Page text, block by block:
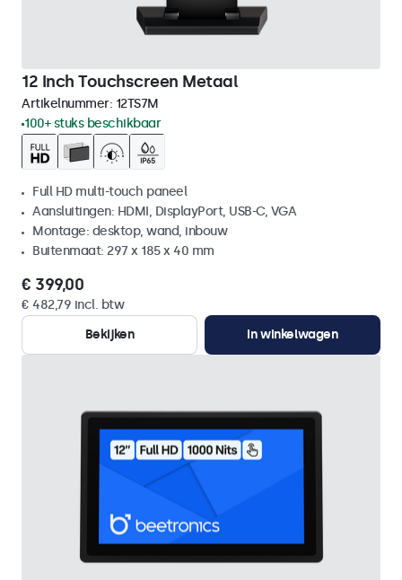
12 Inch Touchscreen Metaal
Artikelnummer: 12TS7M
100+ stuks beschikbaar
Full HD multi-touch paneel
Aansluitingen: HDMI, DisplayPort, USB-C, VGA
Montage: desktop, wand, inbouw
Buitenmaat: 297 x 185 x 40 mm
€ 399,00
€ 482,79 incl. btw
Bekijken
In winkelwagen